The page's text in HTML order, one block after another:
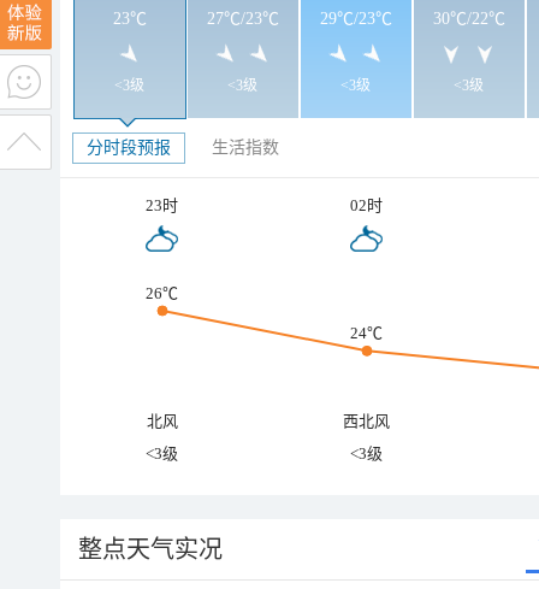
23℃
<3级
27℃/23℃
<3级
29℃/23℃
<3级
30℃/22℃
<3级
分时段预报 生活指数
23时 02时
26℃
24℃
北风
西北风
<3级
<3级
整点天气实况